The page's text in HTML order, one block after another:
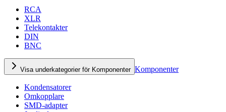
RCA
XLR
Telekontakter
DIN
BNC
Visa underkategorier för Komponenter Komponenter
Kondensatorer
Omkopplare
SMD-adapter